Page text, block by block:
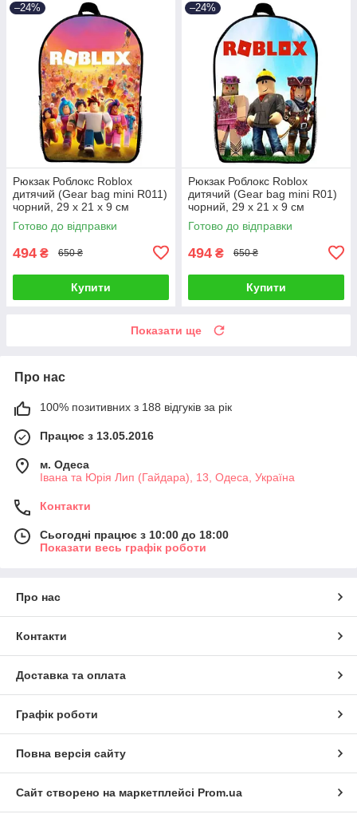
–24%
Рюкзак Роблокс Roblox
дитячий (Gear bag mini R011)
чорний, 29 х 21 х 9 см
Готово до відправки
494 ₴ 650 ₴
Купити
–24%
Рюкзак Роблокс Roblox
дитячий (Gear bag mini R01)
чорний, 29 х 21 х 9 см
Готово до відправки
494 ₴ 650 ₴
Купити
Показати ще
Про нас
100% позитивних з 188 відгуків за рік
Працює з 13.05.2016
м. Одеса
Івана та Юрія Лип (Гайдара), 13, Одеса, Україна
Контакти
Сьогодні працює з 10:00 до 18:00
Показати весь графік роботи
Про нас
Контакти
Доставка та оплата
Графік роботи
Повна версія сайту
Сайт створено на маркетплейсі Prom.ua